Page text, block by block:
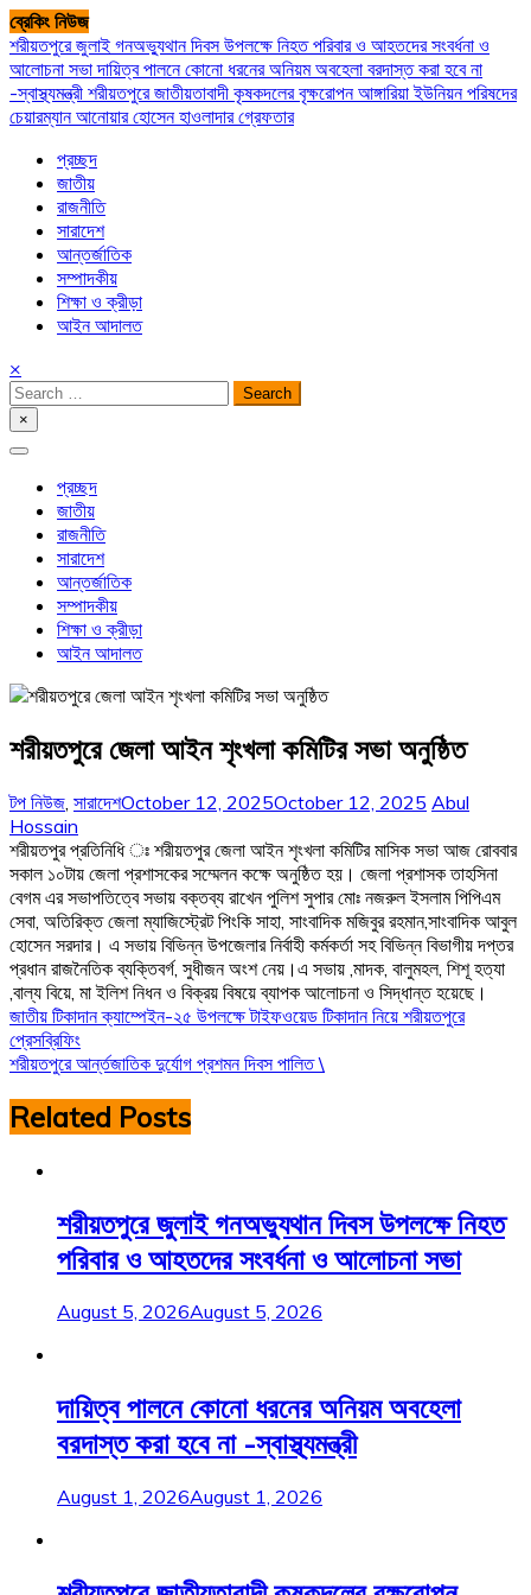
Skip
to
content
ব্রেকিং নিউজ
শরীয়তপুরে জুলাই গনঅভ্যুথান দিবস উপলক্ষে নিহত পরিবার ও আহতদের সংবর্ধনা ও
আলোচনা সভাদায়িত্ব পালনে কোনো ধরনের অনিয়ম অবহেলা বরদাস্ত করা হবে না
-স্বাস্থ্যমন্ত্রী শরীয়তপুরে জাতীয়তাবাদী কৃষকদলের বৃক্ষরোপনআঙ্গারিয়া ইউনিয়ন পরিষদের
চেয়ারম্যান আনোয়ার হোসেন হাওলাদার গ্রেফতার
প্রচ্ছদ
জাতীয়
রাজনীতি
সারাদেশ
আন্তর্জাতিক
সম্পাদকীয়
শিক্ষা ও ক্রীড়া
আইন আদালত
×
Search
for:
×
প্রচ্ছদ
জাতীয়
রাজনীতি
সারাদেশ
আন্তর্জাতিক
সম্পাদকীয়
শিক্ষা ও ক্রীড়া
আইন আদালত
শরীয়তপুরে জেলা আইন শৃংখলা কমিটির সভা অনুষ্ঠিত
টপ নিউজ সারাদেশOctober 12, 2025October 12, 2025 Abul
Hossain
শরীয়তপুর প্রতিনিধি ঃ শরীয়তপুর জেলা আইন শৃংখলা কমিটির মাসিক সভা আজ রোববার
সকাল ১০টায় জেলা প্রশাসকের সম্মেলন কক্ষে অনুষ্ঠিত হয়। জেলা প্রশাসক তাহসিনা
বেগম এর সভাপতিত্বে সভায় বক্তব্য রাখেন পুলিশ সুপার মোঃ নজরুল ইসলাম পিপিএম
সেবা, অতিরিক্ত জেলা ম্যাজিস্ট্রেট পিংকি সাহা, সাংবাদিক মজিবুর রহমান,সাংবাদিক আবুল
হোসেন সরদার। এ সভায় বিভিন্ন উপজেলার নির্বাহী কর্মকর্তা সহ বিভিন্ন বিভাগীয় দপ্তর
প্রধান রাজনৈতিক ব্যক্তিবর্গ, সুধীজন অংশ নেয়।এ সভায় ,মাদক, বালুমহল, শিশূ হত্যা
,বাল্য বিয়ে, মা ইলিশ নিধন ও বিক্রয় বিষয়ে ব্যাপক আলোচনা ও সিদ্ধান্ত হয়েছে।
Post
navigation
জাতীয় টিকাদান ক্যাম্পেইন-২৫ উপলক্ষে টাইফওয়েড টিকাদান নিয়ে শরীয়তপুরে
প্রেসব্রিফিং
শরীয়তপুরে আর্ন্তজাতিক দুর্যোগ প্রশমন দিবস পালিত \
Related Posts
শরীয়তপুরে জুলাই গনঅভ্যুথান দিবস উপলক্ষে নিহত
পরিবার ও আহতদের সংবর্ধনা ও আলোচনা সভা
August 5, 2026August 5, 2026
দায়িত্ব পালনে কোনো ধরনের অনিয়ম অবহেলা
বরদাস্ত করা হবে না -স্বাস্থ্যমন্ত্রী
August 1, 2026August 1, 2026